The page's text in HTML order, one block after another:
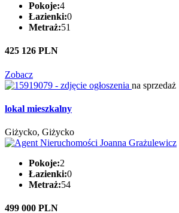
Pokoje:4
Łazienki:0
Metraż:51
425 126 PLN
Zobacz
na sprzedaż
lokal mieszkalny
Giżycko, Giżycko
Pokoje:2
Łazienki:0
Metraż:54
499 000 PLN